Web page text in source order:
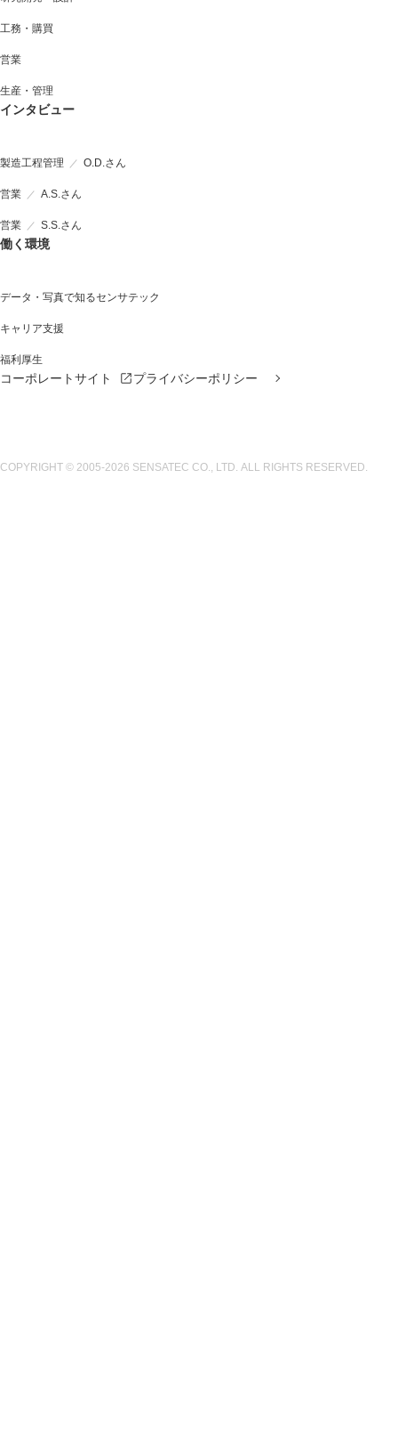
工務・購買
営業
生産・管理
インタビュー
製造工程管理 O.D.さん
営業 A.S.さん
営業 S.S.さん
働く環境
データ・写真で知るセンサテック
キャリア支援
福利厚生
コーポレートサイト プライバシーポリシー
COPYRIGHT © 2005-2026 SENSATEC CO., LTD. ALL RIGHTS RESERVED.